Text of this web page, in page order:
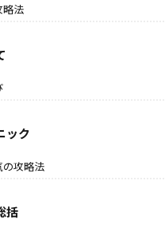
略法
ック
の攻略法
括